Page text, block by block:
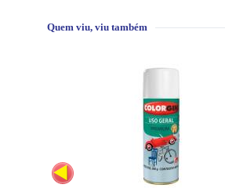
Quem viu, viu também